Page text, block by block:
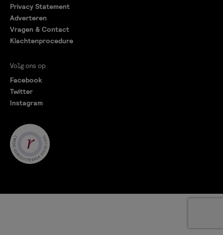
Privacy Statement
Adverteren
Vragen & Contact
Klachtenprocedure
Volg ons op
Facebook
Twitter
Instagram